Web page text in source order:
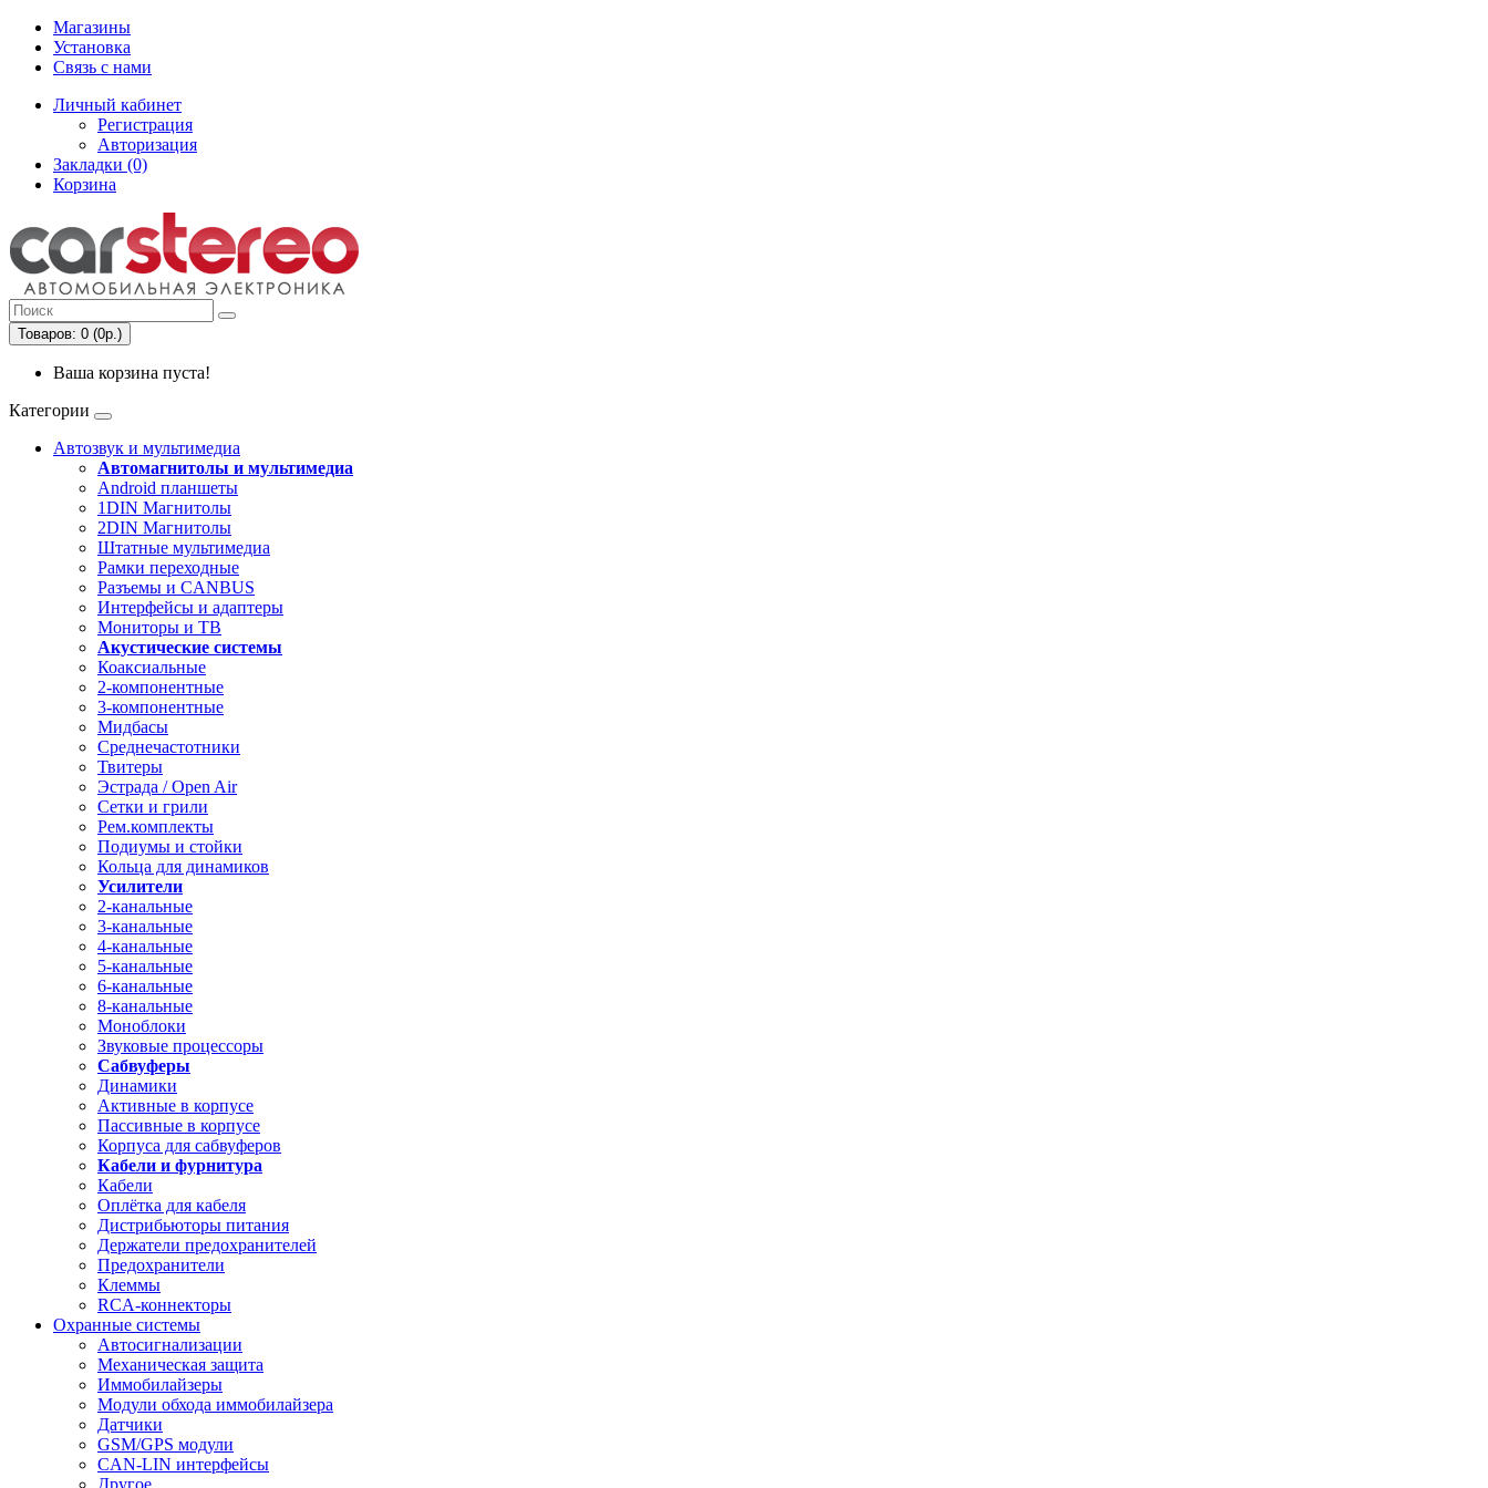
Магазины
Установка
Связь с нами
Личный кабинет
Регистрация
Авторизация
Закладки (0)
Корзина
Товаров: 0 (0р.)
Ваша корзина пуста!
Категории
Автозвук и мультимедиа
Автомагнитолы и мультимедиа
Android планшеты
1DIN Магнитолы
2DIN Магнитолы
Штатные мультимедиа
Рамки переходные
Разъемы и CANBUS
Интерфейсы и адаптеры
Мониторы и ТВ
Акустические системы
Коаксиальные
2-компонентные
3-компонентные
Мидбасы
Среднечастотники
Твитеры
Эстрада / Open Air
Сетки и грили
Рем.комплекты
Подиумы и стойки
Кольца для динамиков
Усилители
2-канальные
3-канальные
4-канальные
5-канальные
6-канальные
8-канальные
Моноблоки
Звуковые процессоры
Сабвуферы
Динамики
Активные в корпусе
Пассивные в корпусе
Корпуса для сабвуферов
Кабели и фурнитура
Кабели
Оплётка для кабеля
Дистрибьюторы питания
Держатели предохранителей
Предохранители
Клеммы
RCA-коннекторы
Охранные системы
Автосигнализации
Механическая защита
Иммобилайзеры
Модули обхода иммобилайзера
Датчики
GSM/GPS модули
CAN-LIN интерфейсы
Другое